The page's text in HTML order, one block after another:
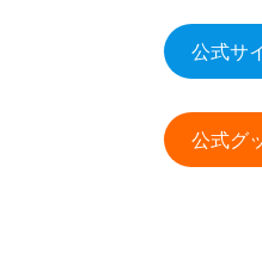
公式サ
公式グ